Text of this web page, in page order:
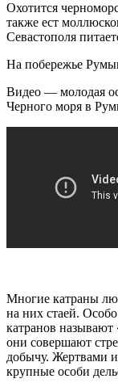
Охотится
также ест
Севастополя
На побережье
Видео — молодая
Черного моря в
Многие катраны
на них стаей.
катранов называют
они совершают
добычу. Жертвами
крупные особи